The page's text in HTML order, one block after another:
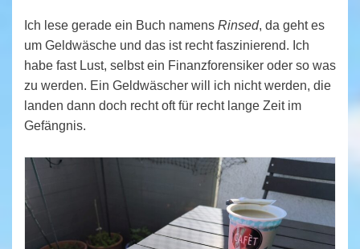
Ich lese gerade ein Buch namens Rinsed, da geht es
um Geldwäsche und das ist recht faszinierend. Ich
habe fast Lust, selbst ein Finanzforensiker oder so was
zu werden. Ein Geldwäscher will ich nicht werden, die
landen dann doch recht oft für recht lange Zeit im
Gefängnis.